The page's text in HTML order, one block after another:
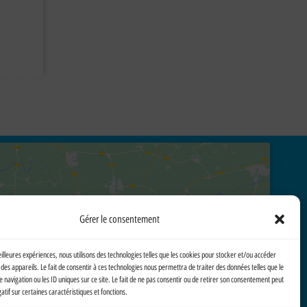
Gérer le consentement
expériences, nous utilisons des technologies telles que les cookies pour stocker et/ou accéder
appareils. Le fait de consentir à ces technologies nous permettra de traiter des données telles que le
navigation ou les ID uniques sur ce site. Le fait de ne pas consentir ou de retirer son consentement peut
sur certaines caractéristiques et fonctions.
Cliquez pour accepter les cookies marketing et activer ce
contenu